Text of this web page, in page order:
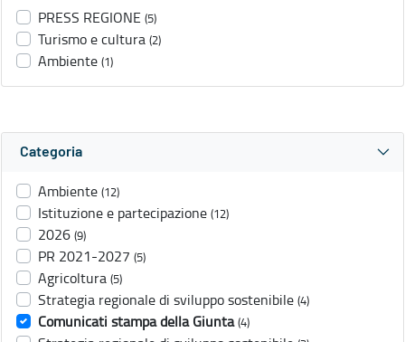
PRESS REGIONE (5)
Turismo e cultura (2)
Ambiente (1)
Categoria
Ambiente (12)
Istituzione e partecipazione (12)
2026 (9)
PR 2021-2027 (5)
Agricoltura (5)
Strategia regionale di sviluppo sostenibile (4)
Comunicati stampa della Giunta (4)